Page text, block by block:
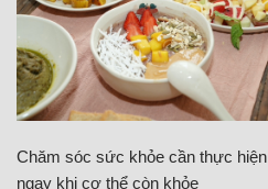
Chăm sóc sức khỏe cần thực hiện
ngay khi cơ thể còn khỏe